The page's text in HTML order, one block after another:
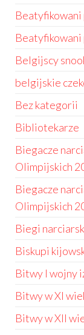
Beatyfikowani
Beatyfikowani
Belgijscy
belgijskie
Bez kategorii
Bibliotekarze
Biegacze
Olimpijskich
Biegacze
Olimpijskich
Biegi
Biskupi
Bitwy I wojny
Bitwy w XI
Bitwy w XII